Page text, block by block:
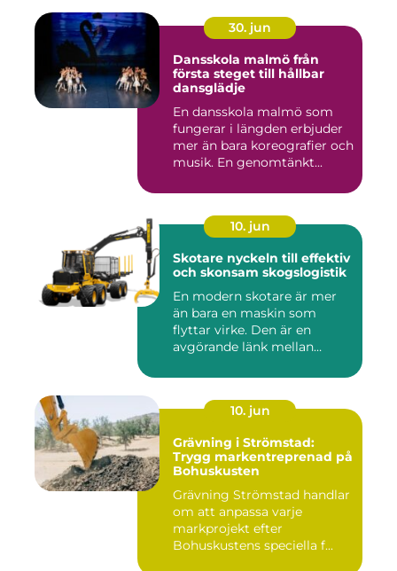
30. jun
Dansskola malmö från
första steget till hållbar
dansglädje
En dansskola malmö som
fungerar i längden erbjuder
mer än bara koreografier och
musik. En genomtänkt...
10. jun
Skotare nyckeln till effektiv
och skonsam skogslogistik
En modern skotare är mer
än bara en maskin som
flyttar virke. Den är en
avgörande länk mellan
10. jun
Grävning i Strömstad:
Trygg markentreprenad på
Bohuskusten
Grävning Strömstad handlar
om att anpassa varje
markprojekt efter
Bohuskustens speciella f...